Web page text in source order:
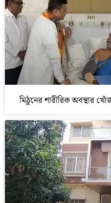
মিঠুনের শারীরিক অবস্থার